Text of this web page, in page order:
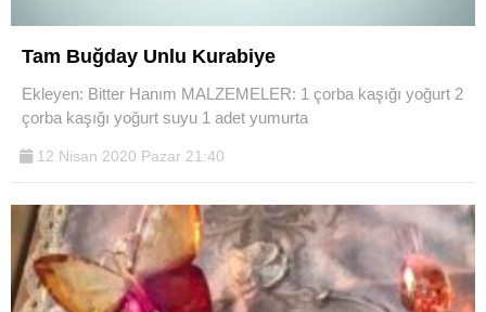
Tam Buğday Unlu Kurabiye
Ekleyen: Bitter Hanım MALZEMELER: 1 çorba kaşığı yoğurt 2
çorba kaşığı yoğurt suyu 1 adet yumurta
12 Nisan 2020 Pazar 21:40